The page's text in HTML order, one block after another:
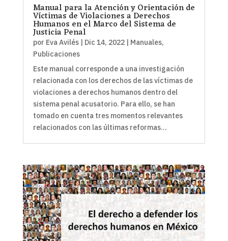
Manual para la Atención y Orientación de
Víctimas de Violaciones a Derechos
Humanos en el Marco del Sistema de
Justicia Penal
por Eva Avilés| Dic 14, 2022| Manuales,
Publicaciones
Este manual corresponde a una investigación
relacionada con los derechos de las víctimas de
violaciones a derechos humanos dentro del
sistema penal acusatorio. Para ello, se han
tomado en cuenta tres momentos relevantes
relacionados con las últimas reformas...